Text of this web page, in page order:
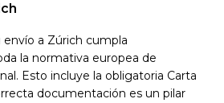
a Zúrich cumpla
la normativa europea de
Esto incluye la obligatoria Carta
documentación es un pilar